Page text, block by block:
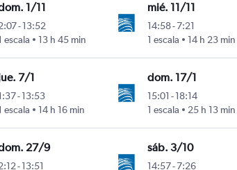
1/11
-13:52
escala
13 h 45 min
mié. 11/11
14:58-7:21
1 escala
14 h 23 min
7/1
-13:53
escala
14 h 16 min
dom. 17/1
15:01 -18:14
1 escala
25 h 13 min
27/9
-13:51
sáb. 3/10
14:57-7:26